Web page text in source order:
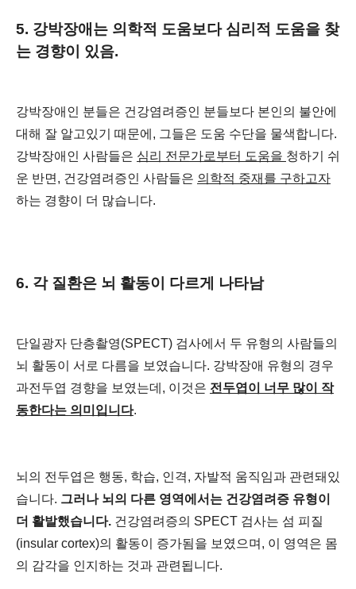
5. 강박장애는 의학적 도움보다 심리적 도움을 찾
는 경향이 있음.
강박장애인 분들은 건강염려증인 분들보다 본인의 불안에
대해 잘 알고있기 때문에, 그들은 도움 수단을 물색합니다.
강박장애인 사람들은 심리 전문가로부터 도움을 청하기 쉬
운 반면, 건강염려증인 사람들은 의학적 중재를 구하고자
하는 경향이 더 많습니다.
6. 각 질환은 뇌 활동이 다르게 나타남
단일광자 단층촬영(SPECT) 검사에서 두 유형의 사람들의
뇌 활동이 서로 다름을 보였습니다. 강박장애 유형의 경우
과전두엽 경향을 보였는데, 이것은 전두엽이 너무 많이 작
동한다는 의미입니다.
뇌의 전두엽은 행동, 학습, 인격, 자발적 움직임과 관련돼있
습니다. 그러나 뇌의 다른 영역에서는 건강염려증 유형이
더 활발했습니다. 건강염려증의 SPECT 검사는 섬 피질
(insular cortex)의 활동이 증가됨을 보였으며, 이 영역은 몸
의 감각을 인지하는 것과 관련됩니다.